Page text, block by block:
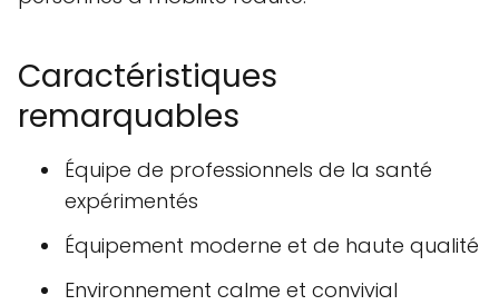
Caractéristiques
remarquables
Équipe de professionnels de la santé
expérimentés
Équipement moderne et de haute qualité
Environnement calme et convivial